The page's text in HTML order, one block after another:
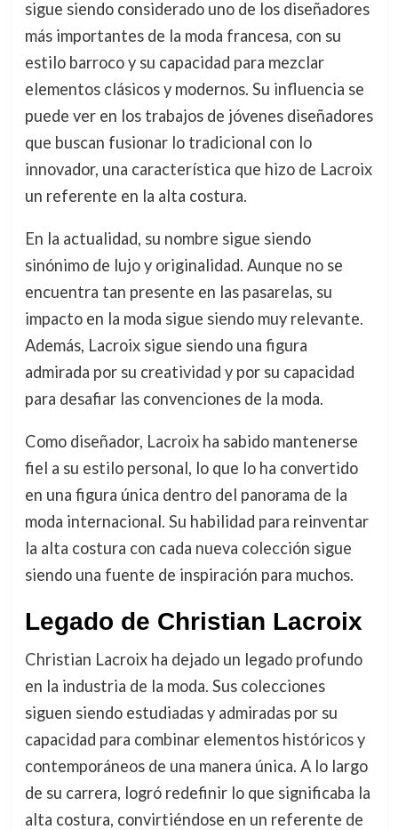
sigue siendo considerado uno de los diseñadores
más importantes de la moda francesa, con su
estilo barroco y su capacidad para mezclar
elementos clásicos y modernos. Su influencia se
puede ver en los trabajos de jóvenes diseñadores
que buscan fusionar lo tradicional con lo
innovador, una característica que hizo de Lacroix
un referente en la alta costura.
En la actualidad, su nombre sigue siendo
sinónimo de lujo y originalidad. Aunque no se
encuentra tan presente en las pasarelas, su
impacto en la moda sigue siendo muy relevante.
Además, Lacroix sigue siendo una figura
admirada por su creatividad y por su capacidad
para desafiar las convenciones de la moda.
Como diseñador, Lacroix ha sabido mantenerse
fiel a su estilo personal, lo que lo ha convertido
en una figura única dentro del panorama de la
moda internacional. Su habilidad para reinventar
la alta costura con cada nueva colección sigue
siendo una fuente de inspiración para muchos.
Legado de Christian Lacroix
Christian Lacroix ha dejado un legado profundo
en la industria de la moda. Sus colecciones
siguen siendo estudiadas y admiradas por su
capacidad para combinar elementos históricos y
contemporáneos de una manera única. A lo largo
de su carrera, logró redefinir lo que significaba la
alta costura, convirtiéndose en un referente de